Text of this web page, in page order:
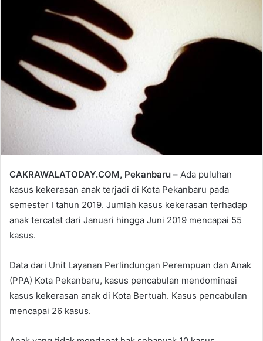
CAKRAWALATODAY.COM, Pekanbaru – Ada puluhan
kasus kekerasan anak terjadi di Kota Pekanbaru pada
semester I tahun 2019. Jumlah kasus kekerasan terhadap
anak tercatat dari Januari hingga Juni 2019 mencapai 55
kasus.
Data dari Unit Layanan Perlindungan Perempuan dan Anak
(PPA) Kota Pekanbaru, kasus pencabulan mendominasi
kasus kekerasan anak di Kota Bertuah. Kasus pencabulan
mencapai 26 kasus.